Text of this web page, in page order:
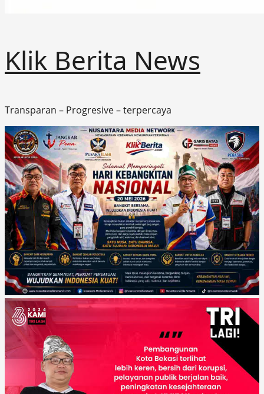
Klik Berita News
Transparan – Progresive – terpercaya